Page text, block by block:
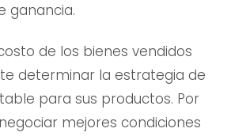
ganancia.
de los bienes vendidos
determinar la estrategia de
para sus productos. Por
mejores condiciones